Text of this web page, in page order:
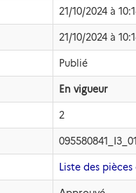
21/10/2024 à
21/10/2024 à
Publié
En vigueur
2
Liste des